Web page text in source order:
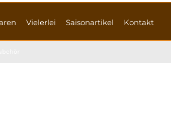
Vielerlei Saisonartikel Kontakt